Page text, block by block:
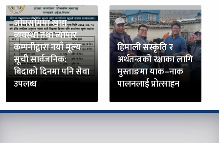
जोमसोममा खाद्य
व्यवस्था तथा व्यापार
कम्पनीद्वारा नयाँ मूल्य
सूची सार्वजनिक:
बिदाको दिनमा पनि सेवा
उपलब्ध
हिमाली संस्कृति र
अर्थतन्त्रको रक्षाका लागि
मुस्ताङमा याक–नाक
पालनलाई प्रोत्साहन